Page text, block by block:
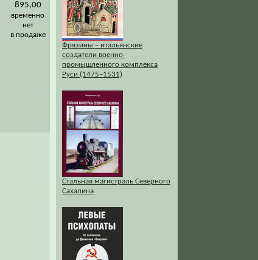
895,00
временно
нет
в продаже
Фрязины – итальянские
создатели военно-
промышленного комплекса
Руси (1475–1531)
Стальная магистраль Северного
Сахалина